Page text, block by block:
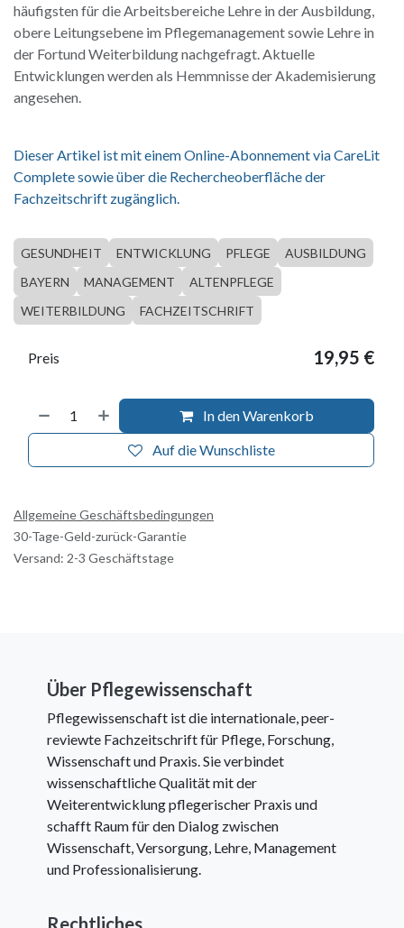
häufigsten für die Arbeitsbereiche Lehre in der Ausbildung,
obere Leitungsebene im Pflegemanagement sowie Lehre in
der Fortund Weiterbildung nachgefragt. Aktuelle
Entwicklungen werden als Hemmnisse der Akademisierung
angesehen.
Dieser Artikel ist mit einem Online-Abonnement via CareLit
Complete sowie über die Rechercheoberfläche der
Fachzeitschrift zugänglich.
GESUNDHEIT ENTWICKLUNG PFLEGE
AUSBILDUNG
BAYERN
MANAGEMENT
ALTENPFLEGE
WEITERBILDUNG
FACHZEITSCHRIFT
In den Warenkorb
Auf die Wunschliste
Preis 19,95 €
Allgemeine Geschäftsbedingungen
30-Tage-Geld-zurück-Garantie
Versand: 2-3 Geschäftstage
Über Pflegewissenschaft
Pflegewissenschaft ist die internationale, peer-
reviewte Fachzeitschrift für Pflege, Forschung,
Wissenschaft und Praxis. Sie verbindet
wissenschaftliche Qualität mit der
Weiterentwicklung pflegerischer Praxis und
schafft Raum für den Dialog zwischen
Wissenschaft, Versorgung, Lehre, Management
und Professionalisierung.
Rechtliches